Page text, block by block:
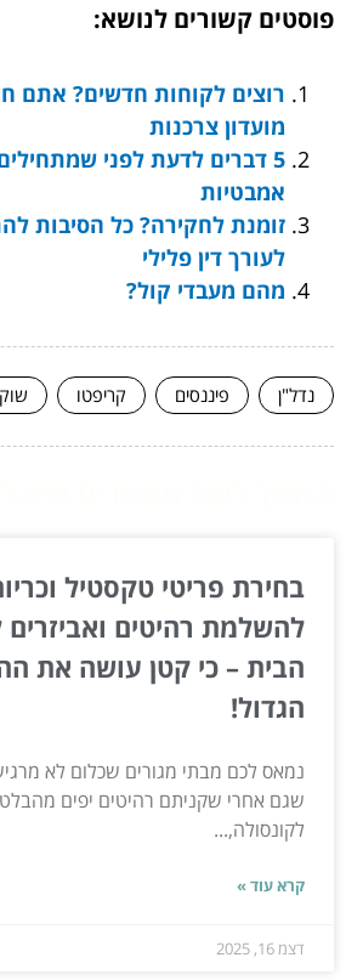
פוסטים קשורים לנושא:
רוצים לקוחות חדשים? אתם
מועדון צרכנות
5 דברים לדעת לפני
אמבטיות
זומנת לחקירה? כל הסיבות
לעורך דין פלילי
מהם מעבדי קול?
נדל"ן פיננסים קריפטו
בחירת פריטי טקסטיל
להשלמת רהיטים ואביזרים
הבית – כי קטן עושה את
הגדול!
נמאס לכם מבתי מגורים שכלום לא
שגם אחרי שקניתם רהיטים יפים
לקונסולה,...
קרא עוד »
דצמ 16, 2025